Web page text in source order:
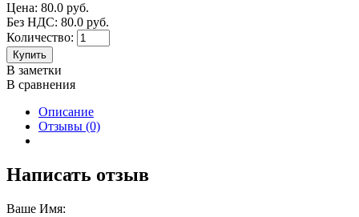
Цена: 80.0 руб.
Без НДС: 80.0 руб.
Количество:
Купить
В заметки
В сравнения
Описание
Отзывы (0)
Написать отзыв
Ваше Имя: